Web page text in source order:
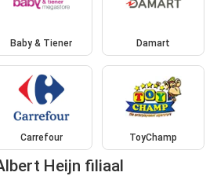
Baby & Tiener Damart
Carrefour ToyChamp
Heijn filiaal